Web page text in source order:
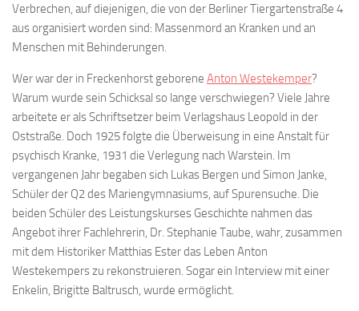
Verbrechen, auf diejenigen, die von der Berliner Tiergartenstraße 4
aus organisiert worden sind: Massenmord an Kranken und an
Menschen mit Behinderungen.
Wer war der in Freckenhorst geborene Anton Westekemper?
Warum wurde sein Schicksal so lange verschwiegen? Viele Jahre
arbeitete er als Schriftsetzer beim Verlagshaus Leopold in der
Oststraße. Doch 1925 folgte die Überweisung in eine Anstalt für
psychisch Kranke, 1931 die Verlegung nach Warstein. Im
vergangenen Jahr begaben sich Lukas Bergen und Simon Janke,
Schüler der Q2 des Mariengymnasiums, auf Spurensuche. Die
beiden Schüler des Leistungskurses Geschichte nahmen das
Angebot ihrer Fachlehrerin, Dr. Stephanie Taube, wahr, zusammen
mit dem Historiker Matthias Ester das Leben Anton
Westekempers zu rekonstruieren. Sogar ein Interview mit einer
Enkelin, Brigitte Baltrusch, wurde ermöglicht.